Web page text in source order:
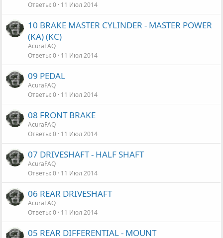
Ответы 0 11 Июл 2014
10 BRAKE MASTER CYLINDER - MASTER POWER
(KA) (KC)
AcuraFAQ
Ответы 0 11 Июл 2014
09 PEDAL
AcuraFAQ
Ответы 0 11 Июл 2014
08 FRONT BRAKE
AcuraFAQ
Ответы 0 11 Июл 2014
07 DRIVESHAFT - HALF SHAFT
AcuraFAQ
Ответы 0 11 Июл 2014
06 REAR DRIVESHAFT
AcuraFAQ
Ответы 0 11 Июл 2014
05 REAR DIFFERENTIAL - MOUNT